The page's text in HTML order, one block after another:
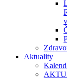
Aktuality